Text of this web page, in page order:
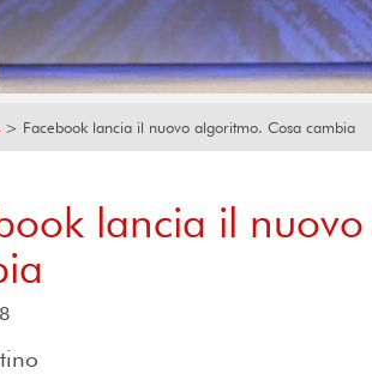
> Facebook lancia il nuovo algoritmo. Cosa cambia
lancia il